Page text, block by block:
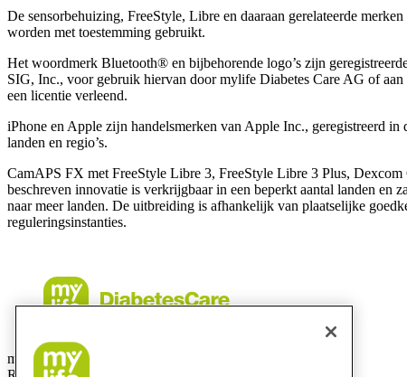
De sensorbehuizing, FreeStyle, Libre en daaraan gerelateerde
worden met toestemming gebruikt.
Het woordmerk Bluetooth® en bijbehorende logo’s zijn
SIG, Inc., voor gebruik hiervan door mylife Diabetes Care AG of aan
een licentie verleend.
iPhone en Apple zĳn handelsmerken van Apple Inc., geregistreerd in
landen en regio’s.
CamAPS FX met FreeStyle Libre 3, FreeStyle Libre 3 Plus,
beschreven innovatie is verkrijgbaar in een beperkt aantal landen en
naar meer landen. De uitbreiding is afhankelijk van plaatselijke
reguleringsinstanties.
mylife Diabetes Care BV